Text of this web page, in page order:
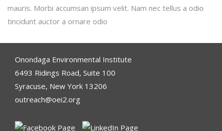
mauris. Morbi accumsan ipsum velit. Nam nec tellus a odio
tincidunt auctor a ornare odio
Onondaga Environmental Institute
6493 Ridings Road, Suite 100
Syracuse, New York 13206
outreach@oei2.org